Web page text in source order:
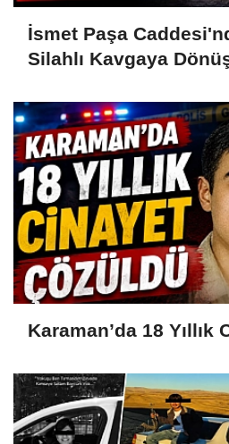
İsmet Paşa
Silahlı Kavgaya
Karaman’da 18 Yıllık